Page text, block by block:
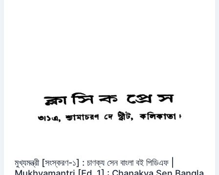
মুখ্যমন্ত্রী [সংস্করণ-১] : চাণক্য সেন বাংলা বই পিডিএফ |